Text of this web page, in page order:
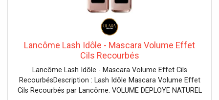
Lancôme Lash Idôle - Mascara Volume Effet
Cils Recourbés
Lancôme Lash Idôle - Mascara Volume Effet Cils
RecourbésDescription : Lash Idôle Mascara Volume Effet
Cils Recourbés par Lancôme. VOLUME DEPLOYE NATUREL